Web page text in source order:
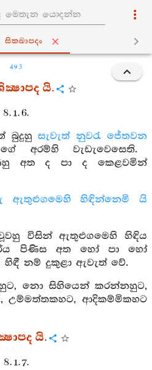
493
යි.
8. 1. 6.
බුදුහුසැවැත් නුවරැ ජේතවන
අරම්හි වැඩැවෙසෙති.
අත ද පා ද කෙළවමින්
ඇතුළුගමෙහි හිඳින්නෙමි යි
විසින් ඇතුළුගමෙහි හිඳිය
පිණිස අත හෝ පා හෝ
නම් දුකුළා ඇවැත් වේ.
නො සිහියෙන් කරන්නහුට,
උම්මත්තකහට, ආදිකම්මිකහට
යි.
8. 1. 7.